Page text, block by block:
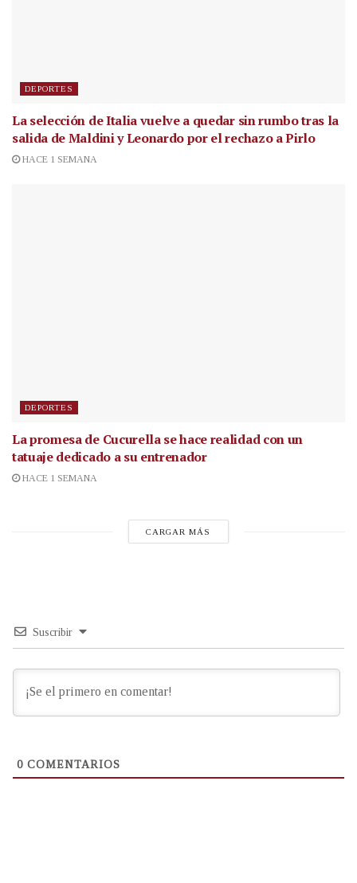
DEPORTES
La selección de Italia vuelve a quedar sin rumbo tras la
salida de Maldini y Leonardo por el rechazo a Pirlo
HACE 1 SEMANA
DEPORTES
La promesa de Cucurella se hace realidad con un
tatuaje dedicado a su entrenador
HACE 1 SEMANA
CARGAR MÁS
Suscribir
0 COMENTARIOS